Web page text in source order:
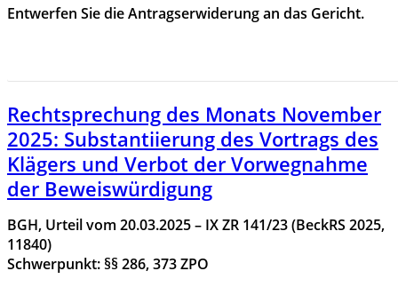
Entwerfen Sie die Antragserwiderung an das Gericht.
Rechtsprechung des Monats November
2025: Substantiierung des Vortrags des
Klägers und Verbot der Vorwegnahme
der Beweiswürdigung
BGH, Urteil vom 20.03.2025 – IX ZR 141/23 (BeckRS 2025,
11840)
Schwerpunkt: §§ 286, 373 ZPO